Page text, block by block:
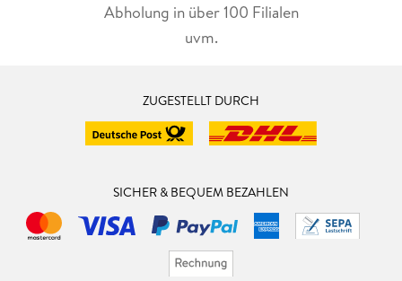
Abholung in über 100 Filialen
uvm.
ZUGESTELLT DURCH
SICHER & BEQUEM BEZAHLEN